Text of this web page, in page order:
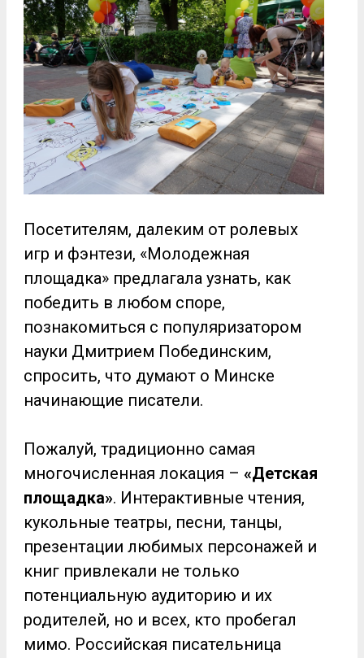
Посетителям, далеким от ролевых
игр и фэнтези, «Молодежная
площадка» предлагала узнать, как
победить в любом споре,
познакомиться с популяризатором
науки Дмитрием Побединским,
спросить, что думают о Минске
начинающие писатели.
Пожалуй, традиционно самая
многочисленная локация – «Детская
площадка». Интерактивные чтения,
кукольные театры, песни, танцы,
презентации любимых персонажей и
книг привлекали не только
потенциальную аудиторию и их
родителей, но и всех, кто пробегал
мимо. Российская писательница